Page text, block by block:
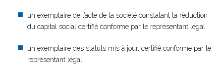
un exemplaire de l’acte de la société constatant la réduction
du capital social certifié conforme par le représentant légal
un exemplaire des statuts mis à jour, certifié conforme par le
représentant légal